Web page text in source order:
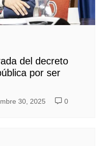
del decreto
por ser
30, 2025 0